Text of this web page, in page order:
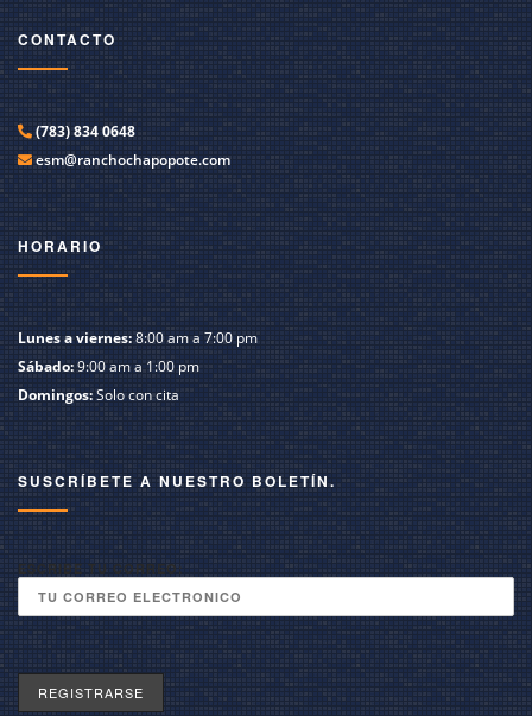
CONTACTO
(783) 834 0648
esm@ranchochapopote.com
HORARIO
Lunes a viernes:8:00 am a 7:00 pm
Sábado:9:00 am a 1:00 pm
Domingos:Solo con cita
SUSCRÍBETE A NUESTRO BOLETÍN.
ESCRIBE TU CORREO: